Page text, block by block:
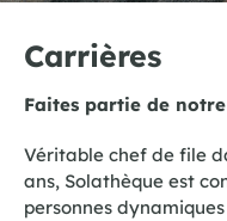
Carrières
Faites partie de
Véritable chef de file
ans, Solathèque est
personnes